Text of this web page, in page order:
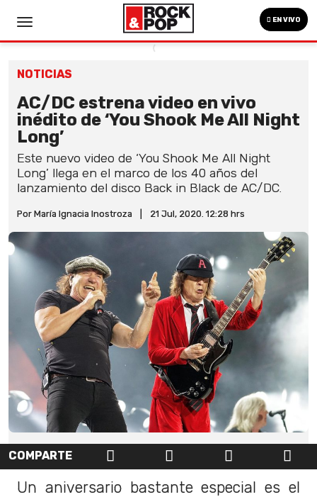
EN VIVO
NOTICIAS
AC/DC estrena video en vivo
inédito de ‘You Shook Me All Night
Long’
Este nuevo video de ‘You Shook Me All Night
Long’ llega en el marco de los 40 años del
lanzamiento del disco Back in Black de AC/DC.
Por María Ignacia Inostroza 21 Jul, 2020. 12:28 hrs
COMPARTE
Un aniversario bastante especial es el